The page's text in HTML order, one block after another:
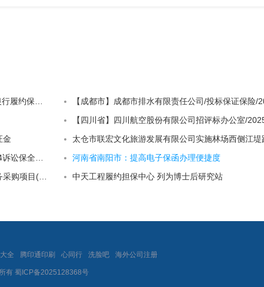
金
河南省南阳市：提高电子保函办理便捷度
中天工程履约担保中心 列为博士后研究站
全 腾印通印刷 心同行 洗脸吧 海外公司注册
有 蜀ICP备2025128368号